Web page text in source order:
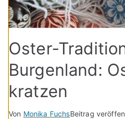
Oster-
Burgenland:
kratzen
Von Monika FuchsBeitrag